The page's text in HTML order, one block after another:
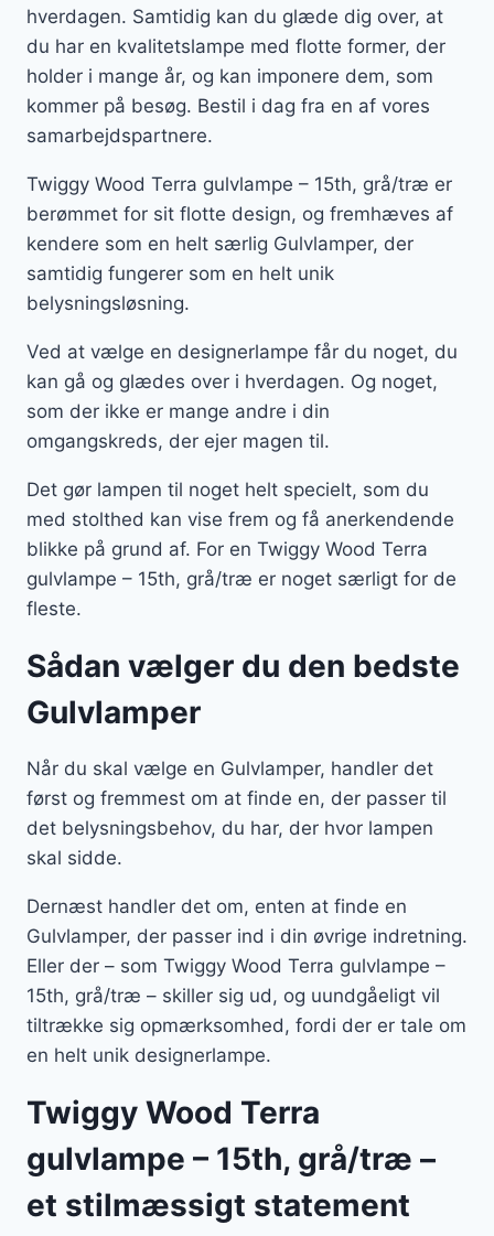
hverdagen. Samtidig kan du glæde dig over, at
du har en kvalitetslampe med flotte former, der
holder i mange år, og kan imponere dem, som
kommer på besøg. Bestil i dag fra en af vores
samarbejdspartnere.
Twiggy Wood Terra gulvlampe – 15th, grå/træ er
berømmet for sit flotte design, og fremhæves af
kendere som en helt særlig Gulvlamper, der
samtidig fungerer som en helt unik
belysningsløsning.
Ved at vælge en designerlampe får du noget, du
kan gå og glædes over i hverdagen. Og noget,
som der ikke er mange andre i din
omgangskreds, der ejer magen til.
Det gør lampen til noget helt specielt, som du
med stolthed kan vise frem og få anerkendende
blikke på grund af. For en Twiggy Wood Terra
gulvlampe – 15th, grå/træ er noget særligt for de
fleste.
Sådan vælger du den bedste
Gulvlamper
Når du skal vælge en Gulvlamper, handler det
først og fremmest om at finde en, der passer til
det belysningsbehov, du har, der hvor lampen
skal sidde.
Dernæst handler det om, enten at finde en
Gulvlamper, der passer ind i din øvrige indretning.
Eller der – som Twiggy Wood Terra gulvlampe –
15th, grå/træ – skiller sig ud, og uundgåeligt vil
tiltrække sig opmærksomhed, fordi der er tale om
en helt unik designerlampe.
Twiggy Wood Terra
gulvlampe – 15th, grå/træ –
et stilmæssigt statement